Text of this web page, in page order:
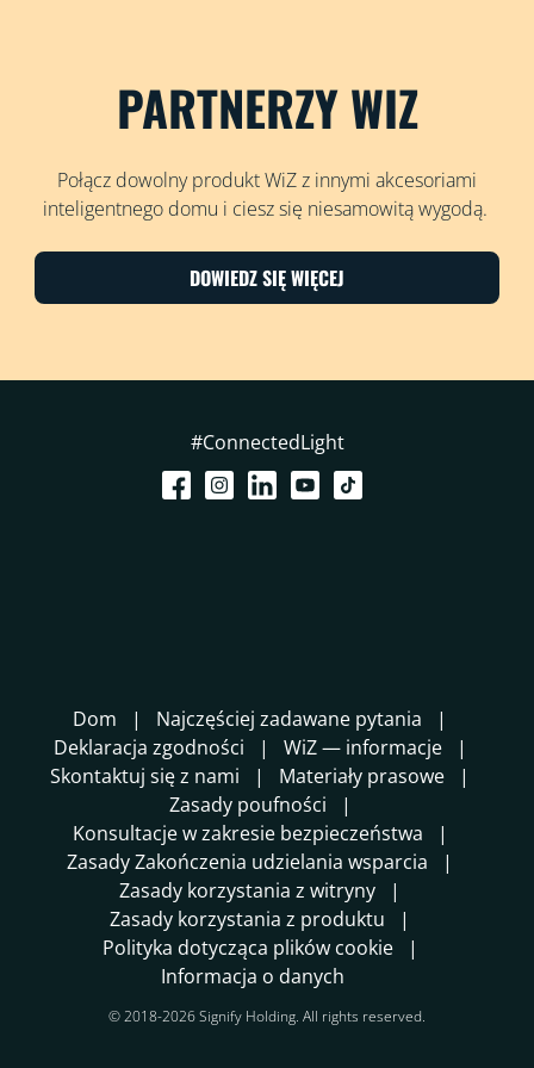
PARTNERZY WIZ
Połącz dowolny produkt WiZ z innymi akcesoriami
inteligentnego domu i ciesz się niesamowitą wygodą.
DOWIEDZ SIĘ WIĘCEJ
#ConnectedLight
Dom
Najczęściej zadawane pytania
Deklaracja zgodności
WiZ — informacje
Skontaktuj się z nami
Materiały prasowe
Zasady poufności
Konsultacje w zakresie bezpieczeństwa
Zasady Zakończenia udzielania wsparcia
Zasady korzystania z witryny
Zasady korzystania z produktu
Polityka dotycząca plików cookie
Informacja o danych
© 2018-2026 Signify Holding. All rights reserved.